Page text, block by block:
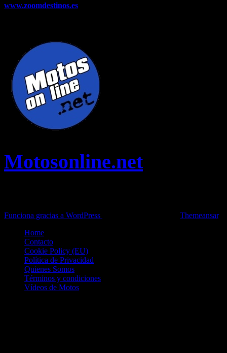
www.zoomdestinos.es
Motosonline.net
Funciona gracias a WordPress
Themeansar.
Home
Contacto
Cookie Policy (EU)
Política de Privacidad
Quienes Somos
Términos y condiciones
Vídeos de Motos